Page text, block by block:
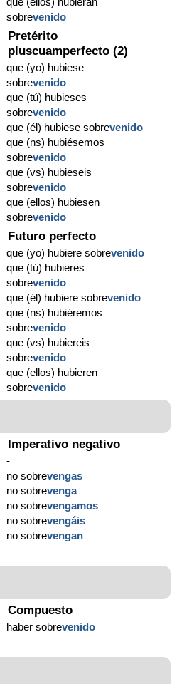
sobrevenido
Pretérito
pluscuamperfecto (2)
que (yo) hubiese
sobrevenido
que (tú) hubieses
sobrevenido
que (él) hubiese sobrevenido
que (ns) hubiésemos
sobrevenido
que (vs) hubieseis
sobrevenido
que (ellos) hubiesen
sobrevenido
Futuro perfecto
que (yo) hubiere sobrevenido
que (tú) hubieres
sobrevenido
que (él) hubiere sobrevenido
que (ns) hubiéremos
sobrevenido
que (vs) hubiereis
sobrevenido
que (ellos) hubieren
sobrevenido
Imperativo negativo
-
no sobrevengas
no sobrevenga
no sobrevengamos
no sobrevengáis
no sobrevengan
Compuesto
haber sobrevenido